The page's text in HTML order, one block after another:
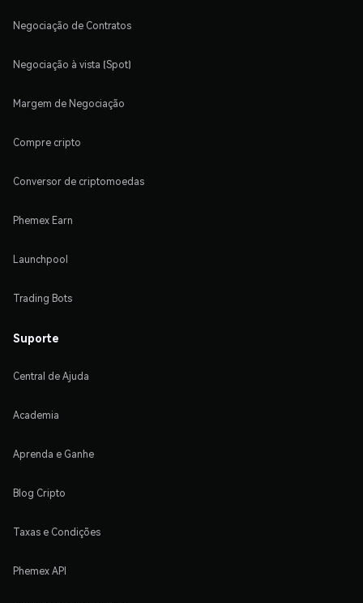
Negociação de Contratos
Negociação à vista (Spot)
Margem de Negociação
Compre cripto
Conversor de criptomoedas
Phemex Earn
Launchpool
Trading Bots
Suporte
Central de Ajuda
Academia
Aprenda e Ganhe
Blog Cripto
Taxas e Condições
Phemex API